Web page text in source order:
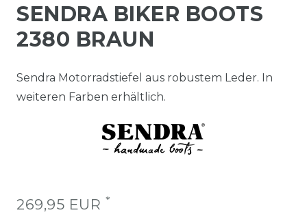
SENDRA BIKER BOOTS
2380 BRAUN
Sendra Motorradstiefel aus robustem Leder. In
weiteren Farben erhältlich.
269,95 EUR *